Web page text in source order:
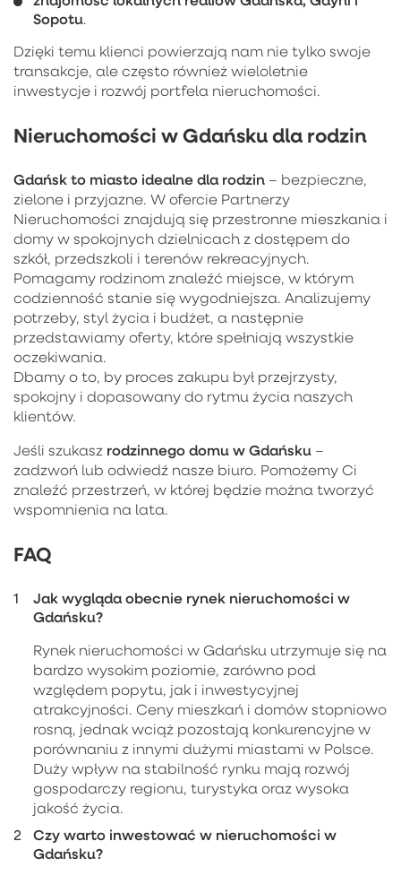
Sopotu.
Dzięki temu klienci powierzają nam nie tylko swoje
transakcje, ale często również wieloletnie
inwestycje i rozwój portfela nieruchomości.
Nieruchomości w Gdańsku dla rodzin
Gdańsk to miasto idealne dla rodzin – bezpieczne,
zielone i przyjazne. W ofercie Partnerzy
Nieruchomości znajdują się przestronne mieszkania i
domy w spokojnych dzielnicach z dostępem do
szkół, przedszkoli i terenów rekreacyjnych.
Pomagamy rodzinom znaleźć miejsce, w którym
codzienność stanie się wygodniejsza. Analizujemy
potrzeby, styl życia i budżet, a następnie
przedstawiamy oferty, które spełniają wszystkie
oczekiwania.
Dbamy o to, by proces zakupu był przejrzysty,
spokojny i dopasowany do rytmu życia naszych
klientów.
Jeśli szukasz rodzinnego domu w Gdańsku –
zadzwoń lub odwiedź nasze biuro. Pomożemy Ci
znaleźć przestrzeń, w której będzie można tworzyć
wspomnienia na lata.
FAQ
Jak wygląda obecnie rynek nieruchomości w
Gdańsku?
Rynek nieruchomości w Gdańsku utrzymuje się na
bardzo wysokim poziomie, zarówno pod
względem popytu, jak i inwestycyjnej
atrakcyjności. Ceny mieszkań i domów stopniowo
rosną, jednak wciąż pozostają konkurencyjne w
porównaniu z innymi dużymi miastami w Polsce.
Duży wpływ na stabilność rynku mają rozwój
gospodarczy regionu, turystyka oraz wysoka
jakość życia.
Czy warto inwestować w nieruchomości w
Gdańsku?